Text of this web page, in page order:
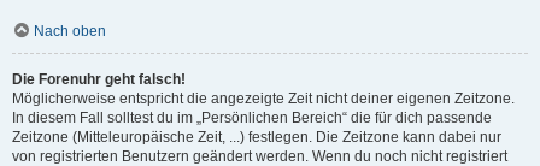
Nach oben
Die Forenuhr geht falsch!
Möglicherweise entspricht die angezeigte Zeit nicht deiner eigenen Zeitzone.
In diesem Fall solltest du im „Persönlichen Bereich“ die für dich passende
Zeitzone (Mitteleuropäische Zeit, ...) festlegen. Die Zeitzone kann dabei nur
von registrierten Benutzern geändert werden. Wenn du noch nicht registriert